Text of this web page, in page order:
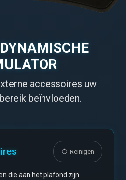
accessoires uw
beïnvloeden.
Reinigen
die aan het plafond zijn